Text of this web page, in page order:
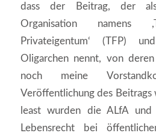
dass der Beitrag, der
Organisation namens
Privateigentum‘ (TFP)
Oligarchen nennt, von
noch meine
Veröffentlichung des Beitrags
least wurden die ALfA und
Lebensrecht bei